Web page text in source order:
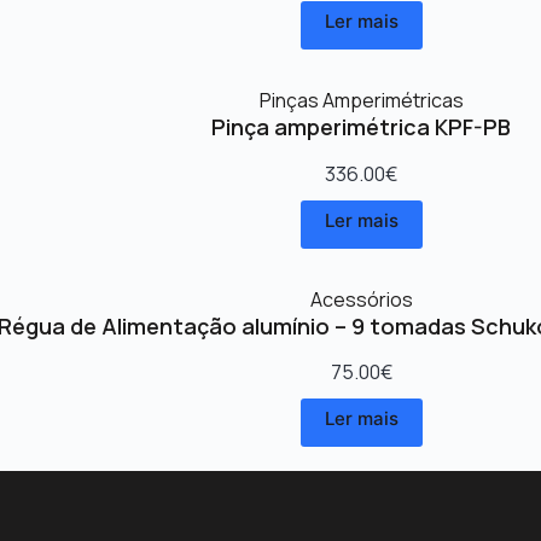
Ler mais
Pinças Amperimétricas
Pinça amperimétrica KPF-PB
336.00€
Ler mais
Acessórios
Régua de Alimentação alumínio – 9 tomadas
75.00€
Ler mais